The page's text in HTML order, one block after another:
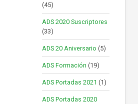
(45)
ADS 2020 Suscriptores
(33)
ADS 20 Aniversario (5)
ADS Formación (19)
ADS Portadas 2021 (1)
ADS Portadas 2020